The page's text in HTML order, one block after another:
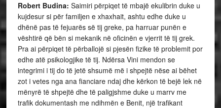
Robert Budina: Saimiri përpiqet të mbajë ekulibrin duke u
kujdesur si për familjen e xhaxhait, ashtu edhe duke u
dhënë pas të fejuarës së tij greke, pa harruar punën e
vështirë që bën si mekanik në oficinën e vjerrit të tij grek.
Pra ai përpiqet të përballojë si pjesën fizike të problemit por
edhe atë psikologjike të tij. Ndërsa Vini mendon se
integrimi i tij do të jetë shsumë më i shpejtë nëse ai bëhet
zot i vetes nga ana fianciare ndaj dhe kërkon të bejë lek në
mënyrë të shpejtë dhe të paligjshme duke u marrv me
trafik dokumentash me ndihmën e Benit, një trafikant